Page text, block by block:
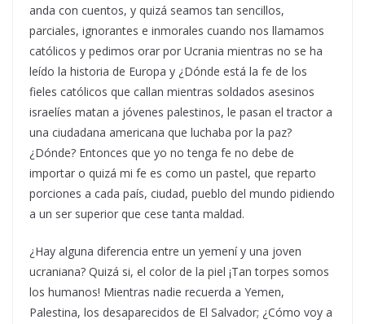
anda con cuentos, y quizá seamos tan sencillos,
parciales, ignorantes e inmorales cuando nos llamamos
católicos y pedimos orar por Ucrania mientras no se ha
leído la historia de Europa y ¿Dónde está la fe de los
fieles católicos que callan mientras soldados asesinos
israelíes matan a jóvenes palestinos, le pasan el tractor a
una ciudadana americana que luchaba por la paz?
¿Dónde? Entonces que yo no tenga fe no debe de
importar o quizá mi fe es como un pastel, que reparto
porciones a cada país, ciudad, pueblo del mundo pidiendo
a un ser superior que cese tanta maldad.
¿Hay alguna diferencia entre un yemení y una joven
ucraniana? Quizá si, el color de la piel ¡Tan torpes somos
los humanos! Mientras nadie recuerda a Yemen,
Palestina, los desaparecidos de El Salvador; ¿Cómo voy a